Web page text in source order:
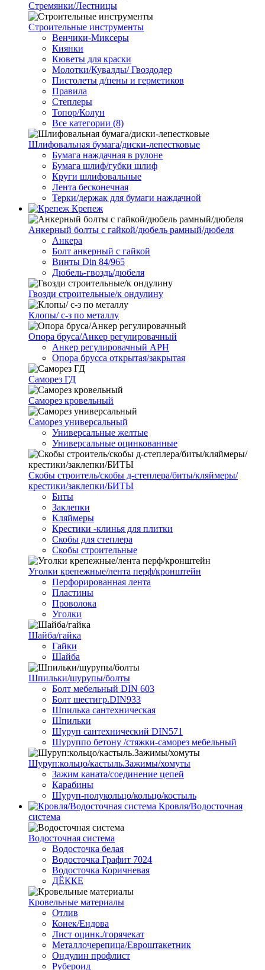
Стремянки/Лестницы
Строительные инструменты
Венчики-Миксеры
Киянки
Кюветы для краски
Молотки/Кувалды/ Гвоздодер
Пистолеты д/пены и герметиков
Правила
Степлеры
Топор/Колун
Все категории (8)
Шлифовальная бумага/диски-лепестковые
Бумага наждачная в рулоне
Бумага шлиф/губки шлиф
Круги шлифовальные
Лента бесконечная
Терки/держак для бумаги наждачной
Крепеж
Анкерный болты с гайкой/дюбель рамный/дюбеля
Анкера
Болт анкерный с гайкой
Винты Din 84/965
Дюбель-гвоздь/дюбеля
Гвозди строительные/к ондулину
Клопы/ с-з по металлу
Опора бруса/Анкер регулировачный
Анкер регулировачный АРН
Опора брусса открытая/закрытая
Саморез ГД
Саморез кровельный
Саморез универсальный
Универсальные желтые
Универсальные оцинкованные
Скобы строитель/скобы д-степлера/биты/кляймеры/
крестики/заклепки/БИТЫ
Биты
Заклепки
Кляймеры
Крестики -клинья для плитки
Скобы для степлера
Скобы строительные
Уголки крепежные/лента перф/кронштейн
Перфорированная лента
Пластины
Проволока
Уголки
Шайба/гайка
Гайки
Шайба
Шпильки/шурупы/болты
Болт мебельный DIN 603
Болт шестигр.DIN933
Шпилька сантехническая
Шпильки
Шуруп сантехнический DIN571
Шуруппо бетону /стяжки-саморез мебельный
Шуруп:кольцо/кастыль.Зажимы/хомуты
Зажим каната/соединение цепей
Карабины
Шуруп-полукольцо/кольцо/костыль
Кровля/Водосточная
система
Водосточная система
Водосточка белая
Водосточка Графит 7024
Водосточка Коричневая
ДЁККЕ
Кровельные материалы
Отлив
Конек/Ендова
Лист оцинк./горячекат
Металлочерепица/Евроштакетник
Ондулин профлист
Рубероид